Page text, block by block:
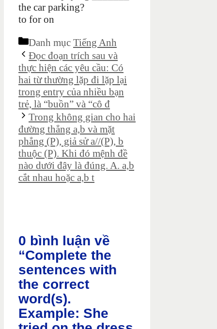
the car parking?
to for on
Danh mục Tiếng Anh
Đọc đoạn trích sau và
thực hiện các yêu cầu: Có
hai từ thường lặp đi lặp lại
trong entry của nhiều bạn
trẻ, là “buồn” và “cô đ
Trong không gian cho hai
đường thẳng a,b và mặt
phẳng (P), giả sử a//(P), b
thuộc (P). Khi đó mệnh đề
nào dưới đây là đúng. A. a,b
cắt nhau hoặc a,b t
0 bình luận về
“Complete the
sentences with
the correct
word(s).
Example: She